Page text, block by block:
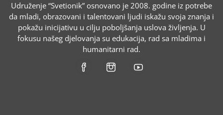
Udruženje “Svetionik” osnovano je 2008. godine iz potrebe
da mladi, obrazovani i talentovani ljudi iskažu svoja znanja i
pokažu inicijativu u cilju poboljšanja uslova življenja. U
fokusu našeg djelovanja su edukacija, rad sa mladima i
humanitarni rad.